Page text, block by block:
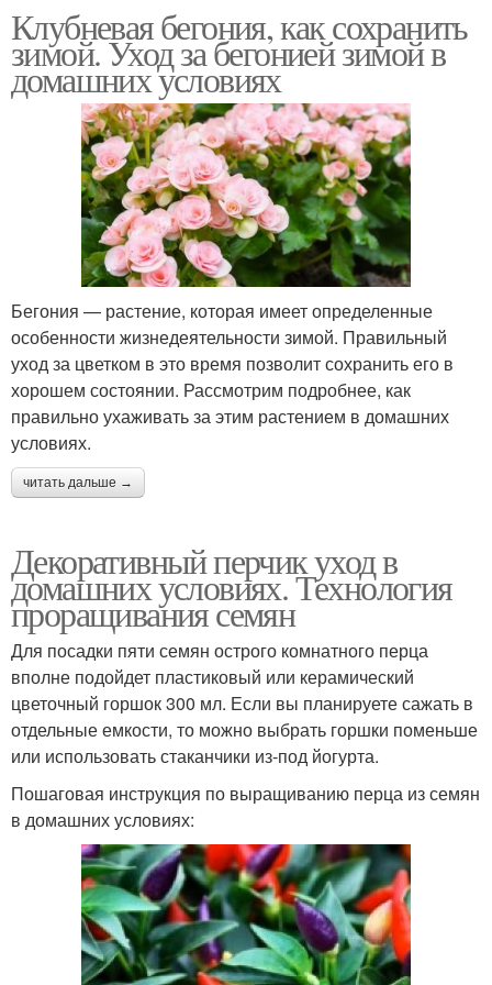
Клубневая бегония, как сохранить
зимой. Уход за бегонией зимой в
домашних условиях
Бегония — растение, которая имеет определенные
особенности жизнедеятельности зимой. Правильный
уход за цветком в это время позволит сохранить его в
хорошем состоянии. Рассмотрим подробнее, как
правильно ухаживать за этим растением в домашних
условиях.
читать дальше →
Декоративный перчик уход в
домашних условиях. Технология
проращивания семян
Для посадки пяти семян острого комнатного перца
вполне подойдет пластиковый или керамический
цветочный горшок 300 мл. Если вы планируете сажать в
отдельные емкости, то можно выбрать горшки поменьше
или использовать стаканчики из-под йогурта.
Пошаговая инструкция по выращиванию перца из семян
в домашних условиях: